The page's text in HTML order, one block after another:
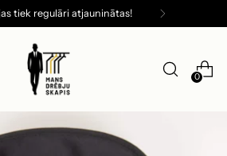
tiek regulāri atjauninātas!
0